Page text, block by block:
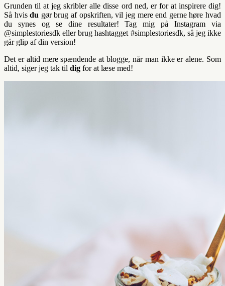
Grunden til at jeg skribler alle disse ord ned, er for at inspirere dig!
Så hvisdu gør brug af opskriften, vil jeg mere end gerne høre hvad
du synes og se dine resultater! Tag mig på Instagram via
@simplestoriesdk eller brug hashtagget #simplestoriesdk, så jeg ikke
går glip af din version!
Det er altid mere spændende at blogge, når man ikke er alene. Som
altid, siger jeg tak til dig for at læse med!